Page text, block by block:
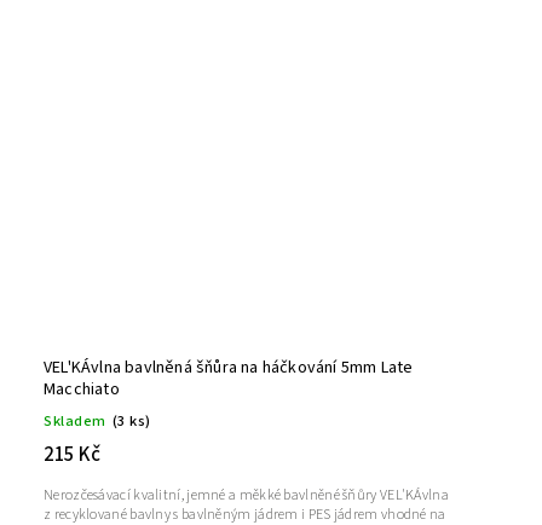
VEL'KÁvlna bavlněná šňůra na háčkování 5mm Late
Macchiato
Skladem (3 ks)
215 Kč
Nerozčesávací kvalitní, jemné a měkké bavlněné šňůry VEL'KÁvlna
z recyklované bavlny s bavlněným jádrem i PES jádrem vhodné na